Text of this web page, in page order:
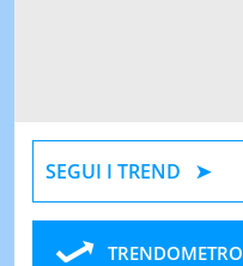
SEGUI I TREND
TRENDOMETRO